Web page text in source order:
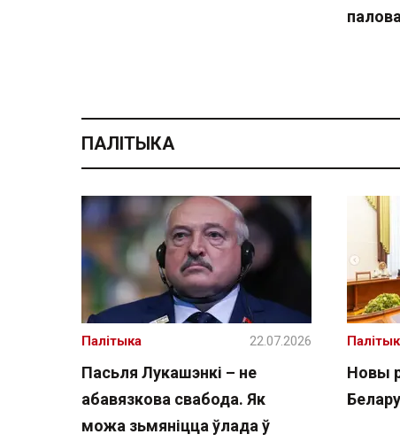
ПАЛІТЫКА
Пасьля Лукашэнкі – не
абавязкова свабода. Як
можа зьмяніцца ўлада ў
Палітыка 22.07.2026
Новы